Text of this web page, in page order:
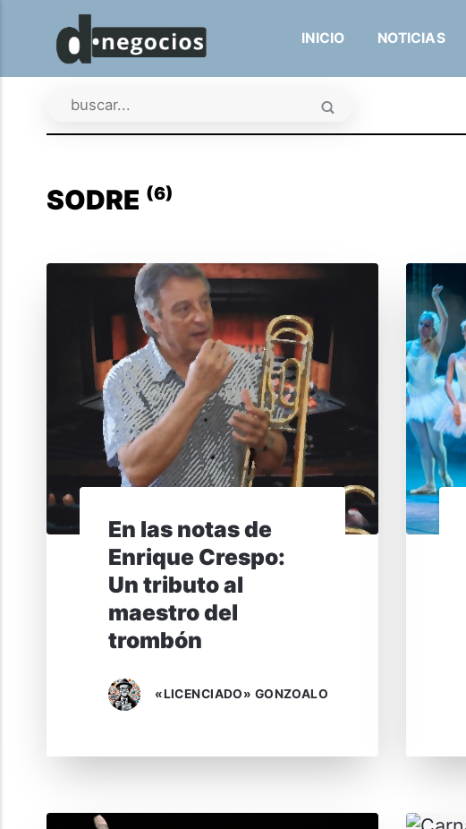
INICIO NOTICIAS
SODRE (6)
En las notas de
Enrique Crespo:
Un tributo al
maestro del
trombón
«LICENCIADO» GONZOALO